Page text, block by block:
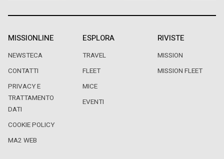
MISSIONLINE
NEWSTECA
CONTATTI
PRIVACY E
TRATTAMENTO
DATI
COOKIE POLICY
MA2 WEB
ESPLORA
TRAVEL
FLEET
MICE
EVENTI
RIVISTE
MISSION
MISSION FLEET